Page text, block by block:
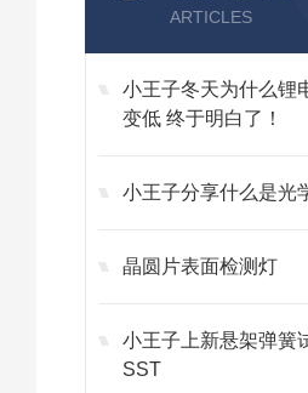
ARTICLES
小王子冬天为什么锂
变低 终于明白了！
小王子分享什么是光
晶圆片表面检测灯
小王子上新悬架弹簧
SST